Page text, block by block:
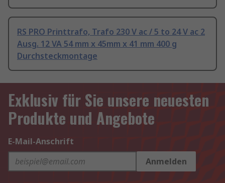
RS PRO Printtrafo, Trafo 230 V ac / 5 to 24 V ac 2
Ausg. 12 VA 54 mm x 45mm x 41 mm 400 g
Durchsteckmontage
Exklusiv für Sie unsere neuesten
Produkte und Angebote
E-Mail-Anschrift
Anmelden